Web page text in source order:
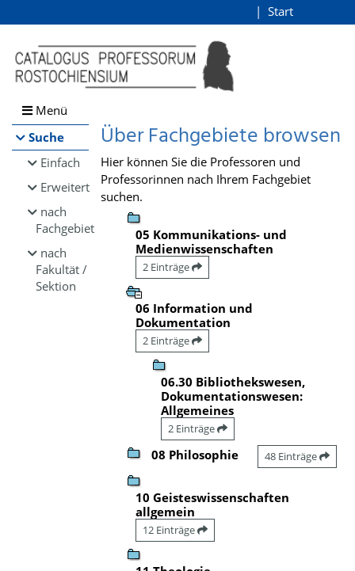
Browsen
direkt zum Inhalt
Start
Menü
Suche
Einfach
Erweitert
nach
Fachgebiet
nach
Fakultät /
Sektion
Über Fachgebiete browsen
Hier können Sie die Professoren und
Professorinnen nach Ihrem Fachgebiet
suchen.
05 Kommunikations- und
Medienwissenschaften
2 Einträge
06 Information und
Dokumentation
2 Einträge
06.30 Bibliothekswesen,
Dokumentationswesen:
Allgemeines
2 Einträge
08 Philosophie 48 Einträge
10 Geisteswissenschaften
allgemein
12 Einträge